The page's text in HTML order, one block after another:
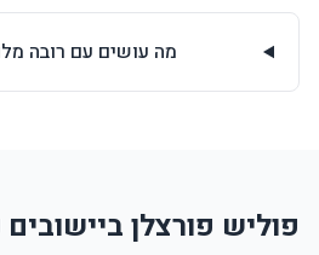
מה עושים עם רובה
פוליש פורצלן